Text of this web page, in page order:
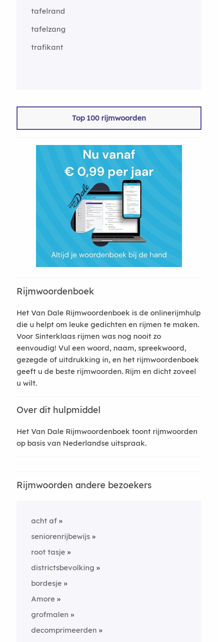
tafelrand
tafelzang
trafikant
Top 100 rijmwoorden
Rijmwoordenboek
Het Van Dale Rijmwoordenboek is de onlinerijmhulp
die u helpt om leuke gedichten en rijmen te maken.
Voor Sinterklaas rijmen was nog nooit zo
eenvoudig! Vul een woord, naam, spreekwoord,
gezegde of uitdrukking in, en het rijmwoordenboek
geeft u de beste rijmwoorden. Rijm en dicht zoveel
u wilt.
Over dit hulpmiddel
Het Van Dale Rijmwoordenboek toont rijmwoorden
op basis van Nederlandse uitspraak.
Rijmwoorden andere bezoekers
acht af
seniorenrijbewijs
root tasje
districtsbevolking
bordesje
Amore
grofmalen
decomprimeerden